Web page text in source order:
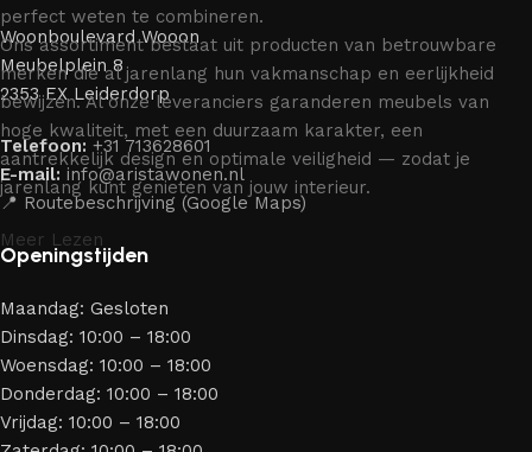
perfect weten te combineren.
Ons assortiment bestaat uit producten van betrouwbare
merken die al jarenlang hun vakmanschap en eerlijkheid
bewijzen. Al onze leveranciers garanderen meubels van
hoge kwaliteit, met een duurzaam karakter, een
aantrekkelijk design en optimale veiligheid — zodat je
jarenlang kunt genieten van jouw interieur.
Meer Lezen
Woonboulevard Wooon
Meubelplein 8
2353 EX Leiderdorp
Telefoon: +31 713628601
E-mail: info@aristawonen.nl
📍 Routebeschrijving (Google Maps)
Openingstijden
Maandag: Gesloten
Dinsdag: 10:00 – 18:00
Woensdag: 10:00 – 18:00
Donderdag: 10:00 – 18:00
Vrijdag: 10:00 – 18:00